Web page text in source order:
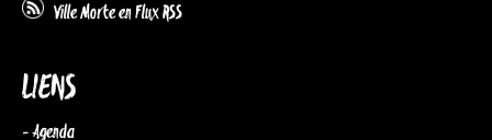
Ville Morte en Flux RSS
LIENS
- Agenda